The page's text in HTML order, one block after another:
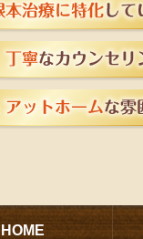
HOME